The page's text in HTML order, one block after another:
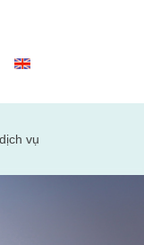
vụ